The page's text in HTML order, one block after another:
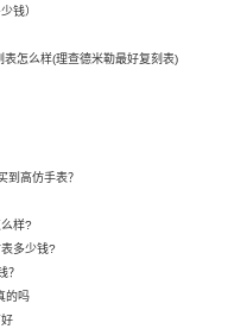
钱）
怎么样(理查德米勒最好复刻表)
到高仿手表？
样?
多少钱?
？
的吗